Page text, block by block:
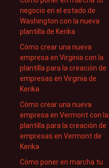
negocio en el estado de
Washington con la nueva
plantilla de Kerika
Cómo crear una nueva
empresa en Virginia con la
plantilla para la creación de
empresas en Virginia de
Kerika
Cómo crear una nueva
empresa en Vermont con la
plantilla para la creación de
empresas en Vermont de
Kerika
Cómo poner en marcha tu